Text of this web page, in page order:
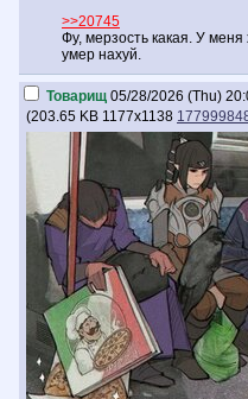
>>20745
Фу, мерзость какая. У меня
умер нахуй.
Товарищ 05/28/2026 (Thu)
(203.65 KB 1177x1138